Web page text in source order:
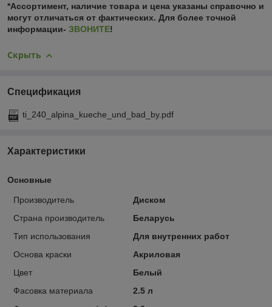
*Ассортимент, наличие товара и цена указаны справочно и
могут отличаться от фактических. Для более точной
информации- ЗВОНИТЕ!
Скрыть
Спецификация
ti_240_alpina_kueche_und_bad_by.pdf
Характеристики
Основные
Производитель
Диском
Страна производитель
Беларусь
Тип использования
Для внутренних работ
Основа краски
Акриловая
Цвет
Белый
Фасовка материала
2.5 л